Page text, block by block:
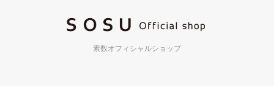
素数オフィシャルショップ